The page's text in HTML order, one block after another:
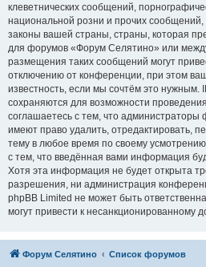
клеветнических сообщений,
национальной розни и прочих
законы вашей страны, страны, которая
для форумов «Форум Селятино» или
размещения таких сообщений могут
отключению от конференции, при этом
известность, если мы сочтём это нужным.
сохраняются для возможности
соглашаетесь с тем, что
имеют право удалить, отредактировать,
тему в любое время по своему
с тем, что введённая вами информация
Хотя эта информация не будет открыта
разрешения, ни администрация
phpBB Limited не может быть
могут привести к несанкционированному
Форум Селятино Список форумов